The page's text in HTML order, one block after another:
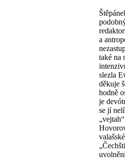
a
také na
slezla
děkuje
hodně
je
se jí